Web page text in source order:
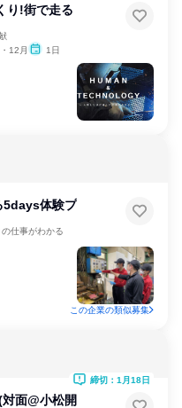
り!街で走る
12月 1日
5days体験プ
仕事がわかる
この企業の類似募集
面@小松開
締切：1月18日